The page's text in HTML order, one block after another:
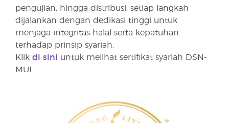
pengujian, hingga distribusi, setiap langkah
dijalankan dengan dedikasi tinggi untuk
menjaga integritas halal serta kepatuhan
terhadap prinsip syariah.
Klik di sini untuk melihat sertifikat syariah DSN-
MUI